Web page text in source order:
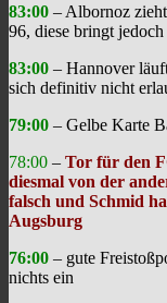
83:00 – Albornoz
96, diese bringt
83:00 – Hannover
sich definitiv nicht
79:00 – Gelbe Karte
78:00 – Tor für den
diesmal von der
falsch und Schmid
Augsburg
76:00 – gute
nichts ein